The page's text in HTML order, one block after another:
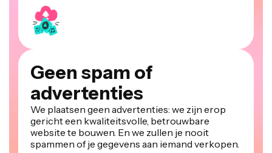
Geen spam of
advertenties
We plaatsen geen advertenties: we zijn erop
gericht een kwaliteitsvolle, betrouwbare
website te bouwen. En we zullen je nooit
spammen of je gegevens aan iemand verkopen.